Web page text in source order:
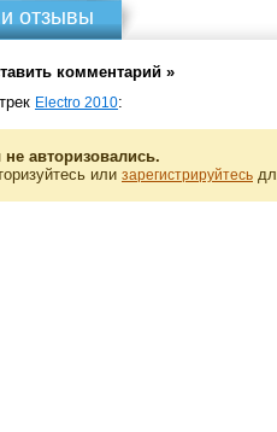
отзывы
комментарий »
Electro 2010:
авторизовались.
или зарегистрируйтесь